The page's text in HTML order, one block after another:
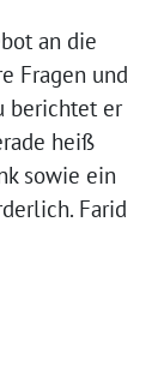
an die
Fragen und
berichtet er
heiß
sowie ein
Farid